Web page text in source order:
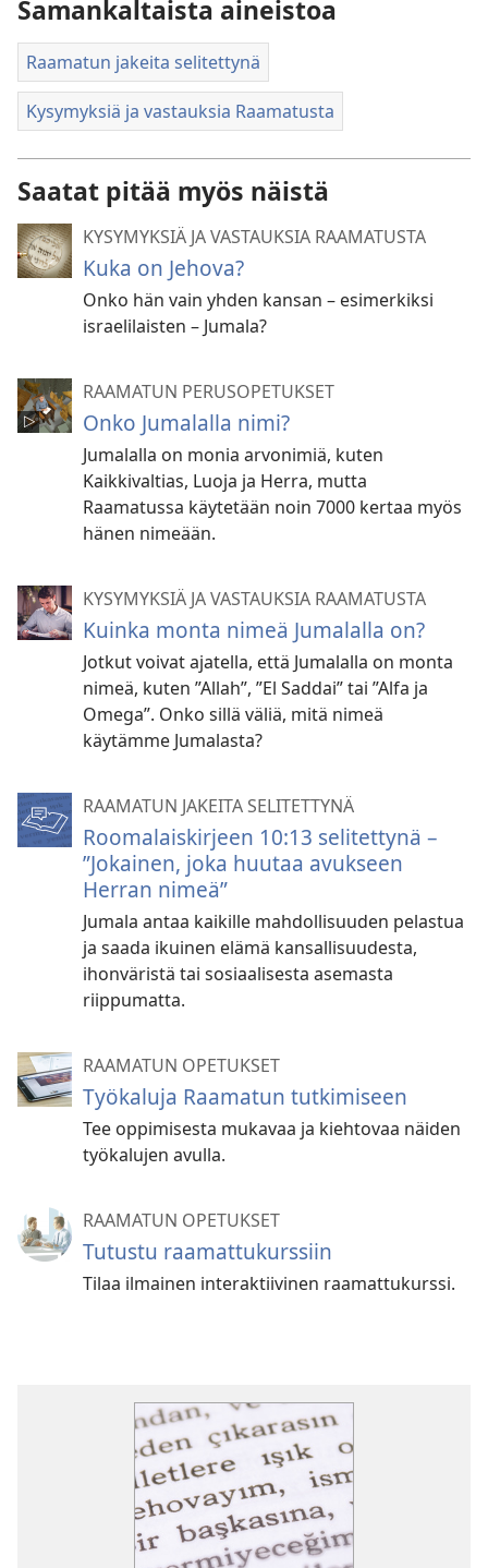
Samankaltaista aineistoa
Raamatun jakeita selitettynä
Kysymyksiä ja vastauksia Raamatusta
Saatat pitää myös näistä
KYSYMYKSIÄ JA VASTAUKSIA RAAMATUSTA
Kuka on Jehova?
Onko hän vain yhden kansan – esimerkiksi
israelilaisten – Jumala?
RAAMATUN PERUSOPETUKSET
Onko Jumalalla nimi?
Jumalalla on monia arvonimiä, kuten
Kaikkivaltias, Luoja ja Herra, mutta
Raamatussa käytetään noin 7000 kertaa myös
hänen nimeään.
KYSYMYKSIÄ JA VASTAUKSIA RAAMATUSTA
Kuinka monta nimeä Jumalalla on?
Jotkut voivat ajatella, että Jumalalla on monta
nimeä, kuten ”Allah”, ”El Saddai” tai ”Alfa ja
Omega”. Onko sillä väliä, mitä nimeä
käytämme Jumalasta?
RAAMATUN JAKEITA SELITETTYNÄ
Roomalaiskirjeen 10:13 selitettynä –
”Jokainen, joka huutaa avukseen
Herran nimeä”
Jumala antaa kaikille mahdollisuuden pelastua
ja saada ikuinen elämä kansallisuudesta,
ihonväristä tai sosiaalisesta asemasta
riippumatta.
RAAMATUN OPETUKSET
Työkaluja Raamatun tutkimiseen
Tee oppimisesta mukavaa ja kiehtovaa näiden
työkalujen avulla.
RAAMATUN OPETUKSET
Tutustu raamattukurssiin
Tilaa ilmainen interaktiivinen raamattukurssi.